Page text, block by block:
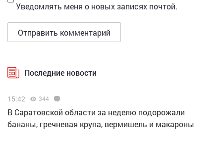
Уведомлять меня о новых записях почтой.
Последние новости
15:42 344
В Саратовской области за неделю подорожали
бананы, гречневая крупа, вермишель и макароны